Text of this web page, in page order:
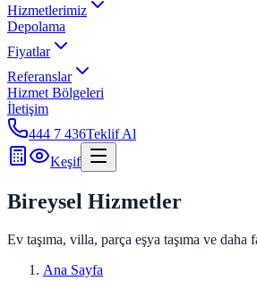
Hizmetlerimiz
Depolama
Fiyatlar
Referanslar
Hizmet Bölgeleri
İletişim
444 7 436Teklif Al
Keşif
Bireysel Hizmetler
Ev taşıma, villa, parça eşya taşıma ve daha
Ana Sayfa